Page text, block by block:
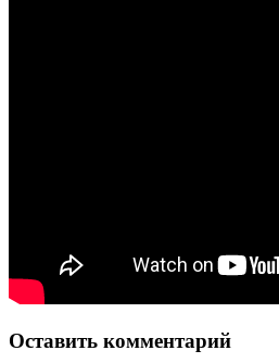
Оставить комментарий